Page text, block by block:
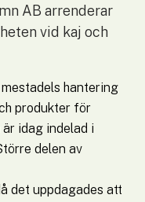
AB arrenderar
vid kaj och
hantering
produkter för
idag indelad i
delen av
det uppdagades att